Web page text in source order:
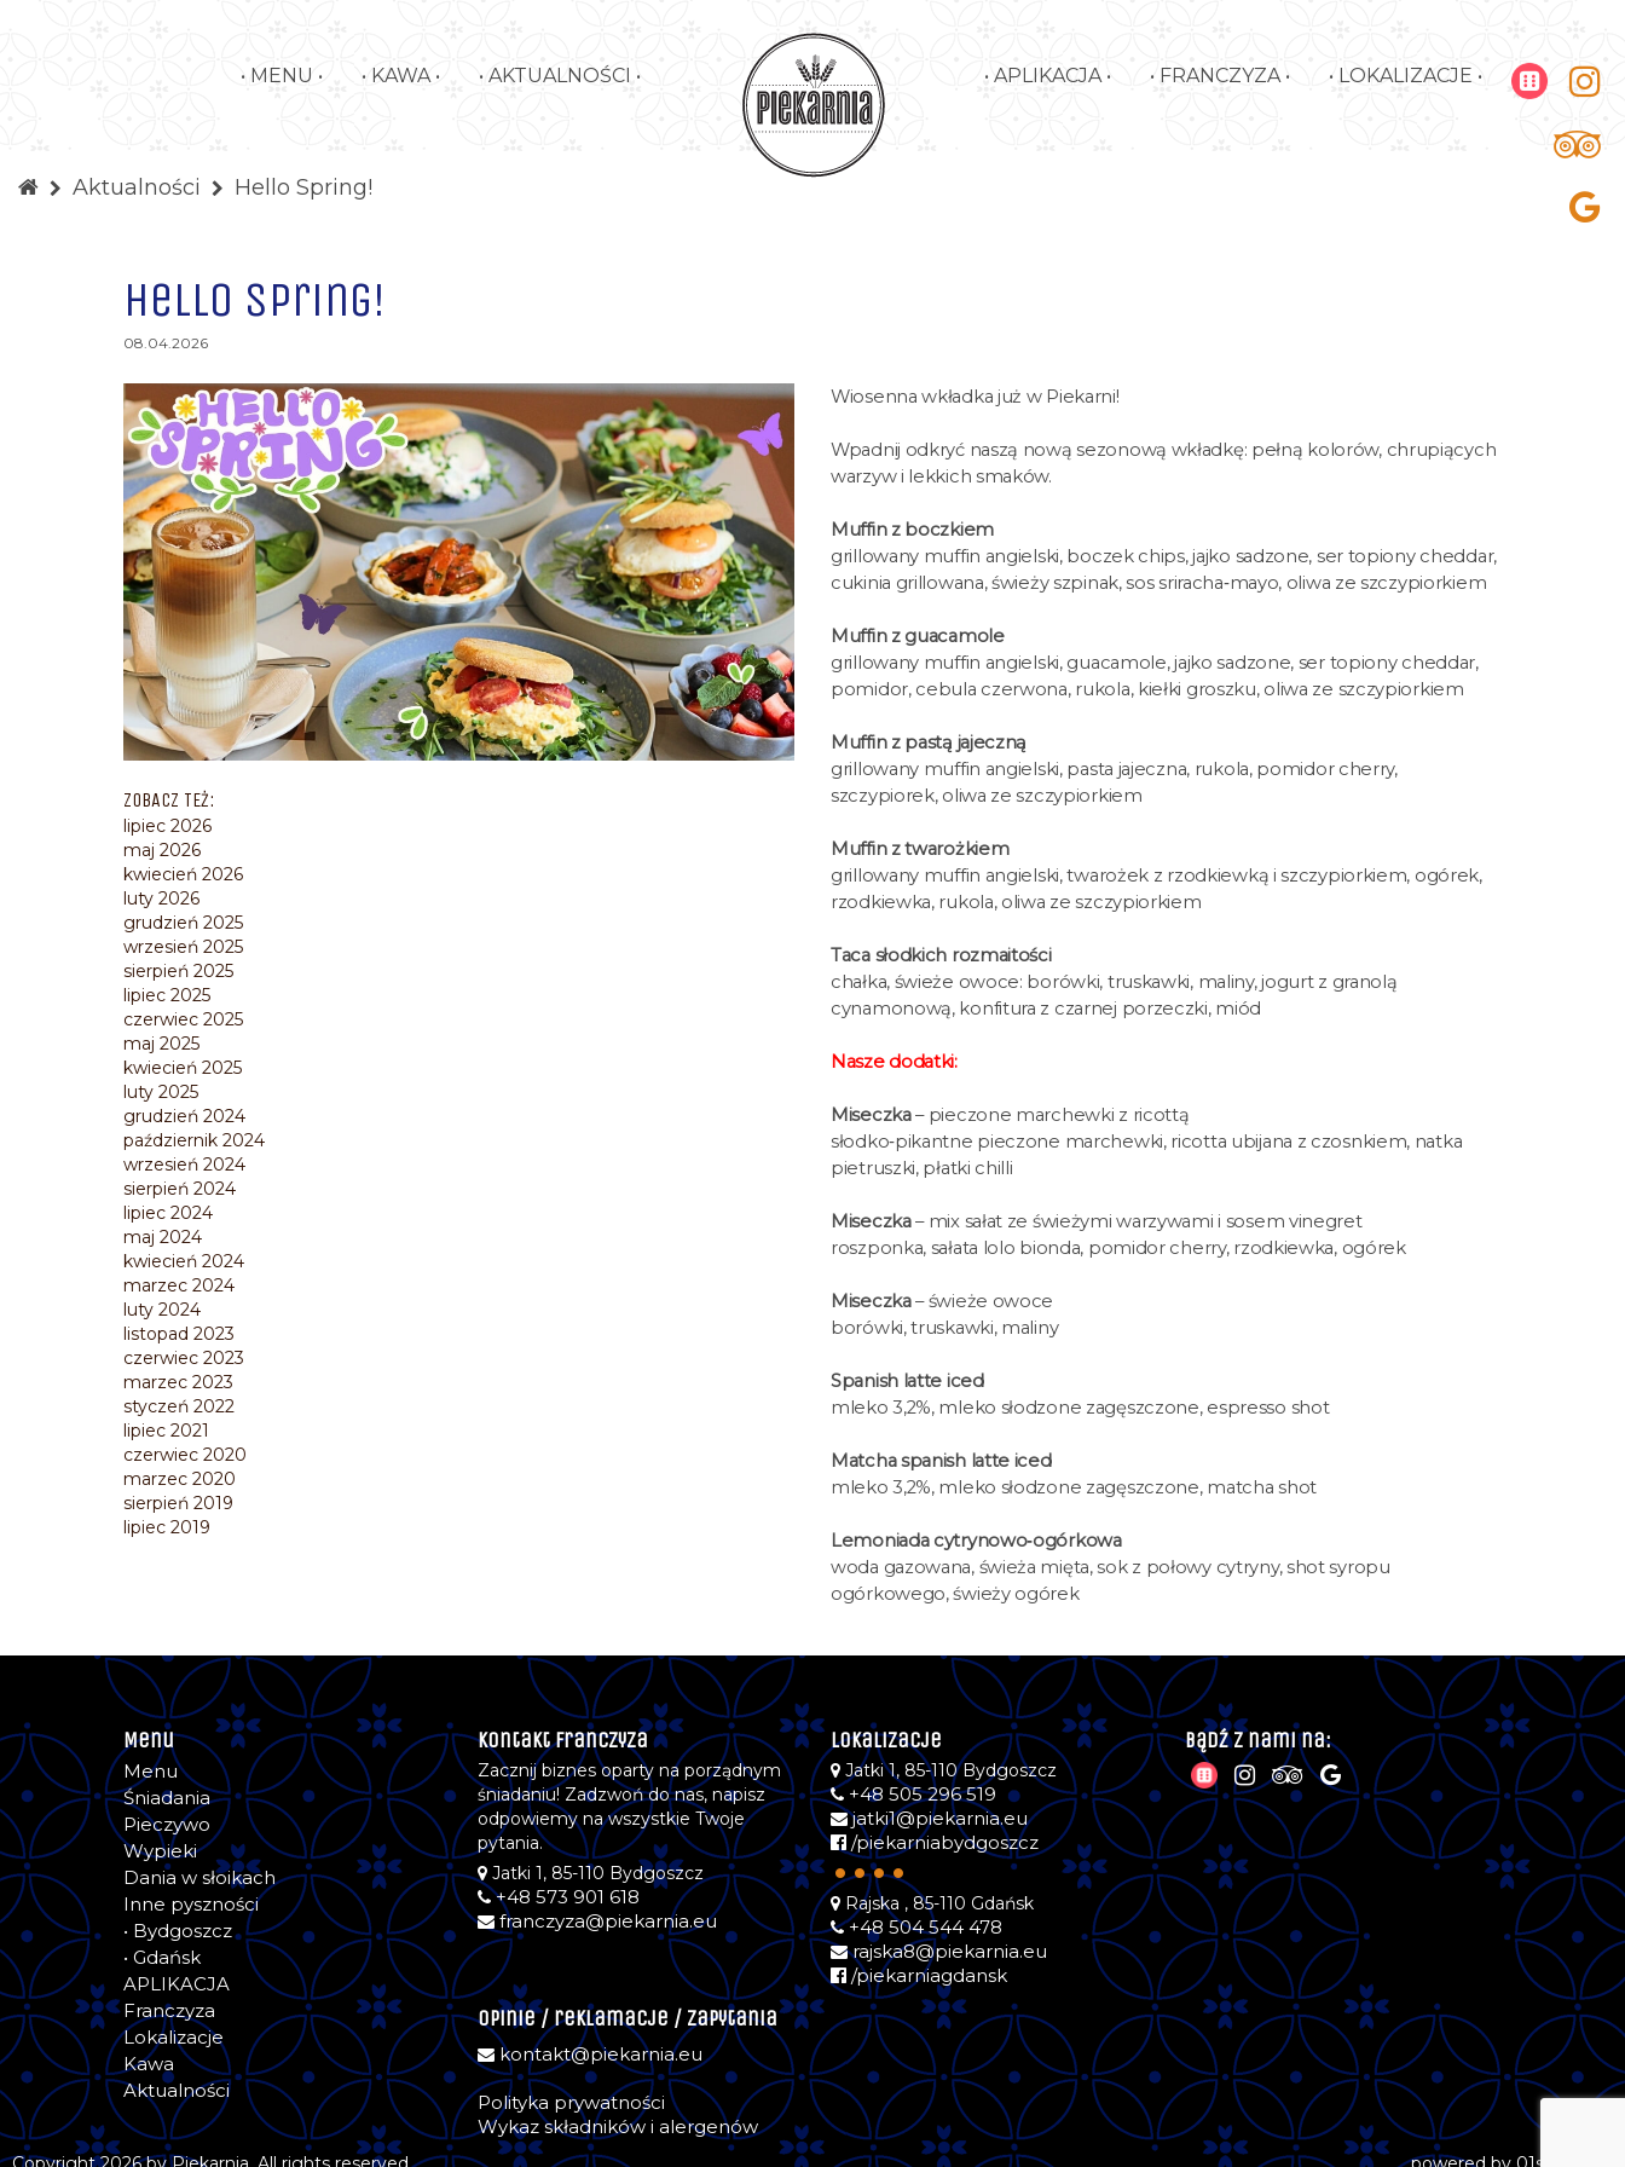
• MENU • • KAWA • • AKTUALNOŚCI • • APLIKACJA • • FRANCZYZA • • LOKALIZACJE •
Aktualności Hello Spring!
Hello Spring!
08.04.2026
ZOBACZ TEŻ:
lipiec 2026
maj 2026
kwiecień 2026
luty 2026
grudzień 2025
wrzesień 2025
sierpień 2025
lipiec 2025
czerwiec 2025
maj 2025
kwiecień 2025
luty 2025
grudzień 2024
październik 2024
wrzesień 2024
sierpień 2024
lipiec 2024
maj 2024
kwiecień 2024
marzec 2024
luty 2024
listopad 2023
czerwiec 2023
marzec 2023
styczeń 2022
lipiec 2021
czerwiec 2020
marzec 2020
sierpień 2019
lipiec 2019
Wiosenna wkładka już w Piekarni!
Wpadnij odkryć naszą nową sezonową wkładkę: pełną kolorów, chrupiących
warzyw i lekkich smaków.
Muffin z boczkiem
grillowany muffin angielski, boczek chips, jajko sadzone, ser topiony cheddar,
cukinia grillowana, świeży szpinak, sos sriracha‑mayo, oliwa ze szczypiorkiem
Muffin z guacamole
grillowany muffin angielski, guacamole, jajko sadzone, ser topiony cheddar,
pomidor, cebula czerwona, rukola, kiełki groszku, oliwa ze szczypiorkiem
Muffin z pastą jajeczną
grillowany muffin angielski, pasta jajeczna, rukola, pomidor cherry,
szczypiorek, oliwa ze szczypiorkiem
Muffin z twarożkiem
grillowany muffin angielski, twarożek z rzodkiewką i szczypiorkiem, ogórek,
rzodkiewka, rukola, oliwa ze szczypiorkiem
Taca słodkich rozmaitości
chałka, świeże owoce: borówki, truskawki, maliny, jogurt z granolą
cynamonową, konfitura z czarnej porzeczki, miód
Nasze dodatki:
Miseczka– pieczone marchewki z ricottą
słodko‑pikantne pieczone marchewki, ricotta ubijana z czosnkiem, natka
pietruszki, płatki chilli
Miseczka– mix sałat ze świeżymi warzywami i sosem vinegret
roszponka, sałata lolo bionda, pomidor cherry, rzodkiewka, ogórek
Miseczka– świeże owoce
borówki, truskawki, maliny
Spanish latte iced
mleko 3,2%, mleko słodzone zagęszczone, espresso shot
Matcha spanish latte iced
mleko 3,2%, mleko słodzone zagęszczone, matcha shot
Lemoniada cytrynowo‑ogórkowa
woda gazowana, świeża mięta, sok z połowy cytryny, shot syropu
ogórkowego, świeży ogórek
Menu
Menu
Śniadania
Pieczywo
Wypieki
Dania w słoikach
Inne pyszności
• Bydgoszcz
• Gdańsk
APLIKACJA
Franczyza
Lokalizacje
Kawa
Aktualności
Kontakt Franczyza
Zacznij biznes oparty na porządnym
śniadaniu! Zadzwoń do nas, napisz
odpowiemy na wszystkie Twoje
pytania.
Jatki 1, 85-110 Bydgoszcz
+48 573 901 618
franczyza@piekarnia.eu
Opinie / reklamacje / zapytania
kontakt@piekarnia.eu
Polityka prywatności
Wykaz składników i alergenów
Lokalizacje
Jatki 1, 85-110 Bydgoszcz
+48 505 296 519
jatki1@piekarnia.eu
/piekarniabydgoszcz
••••
Rajska , 85-110 Gdańsk
+48 504 544 478
rajska8@piekarnia.eu
/piekarniagdansk
Bądź z nami na: